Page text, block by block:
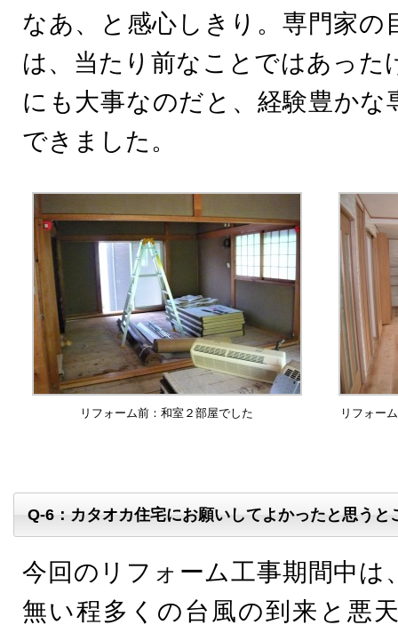
なあ、と感心しきり。専門家の
は、当たり前なことではあった
にも大事なのだと、経験豊かな
できました。
リフォーム前：和室２部屋でした リフォー
Q-6：カタオカ住宅にお願いしてよかったと思うと
今回のリフォーム工事期間中は
無い程多くの台風の到来と悪